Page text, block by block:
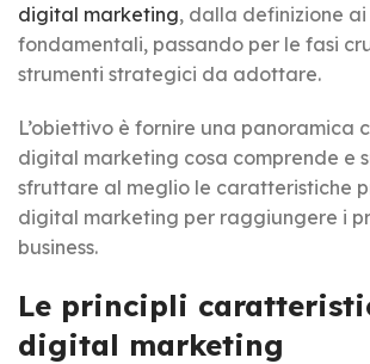
digital marketing, dalla definizione ai
fondamentali, passando per le fasi
strumenti strategici da adottare.
L’obiettivo è fornire una panoramica
digital marketing cosa comprende e
sfruttare al meglio le caratteristiche
digital marketing per raggiungere i
business.
Le principli
digital marketing